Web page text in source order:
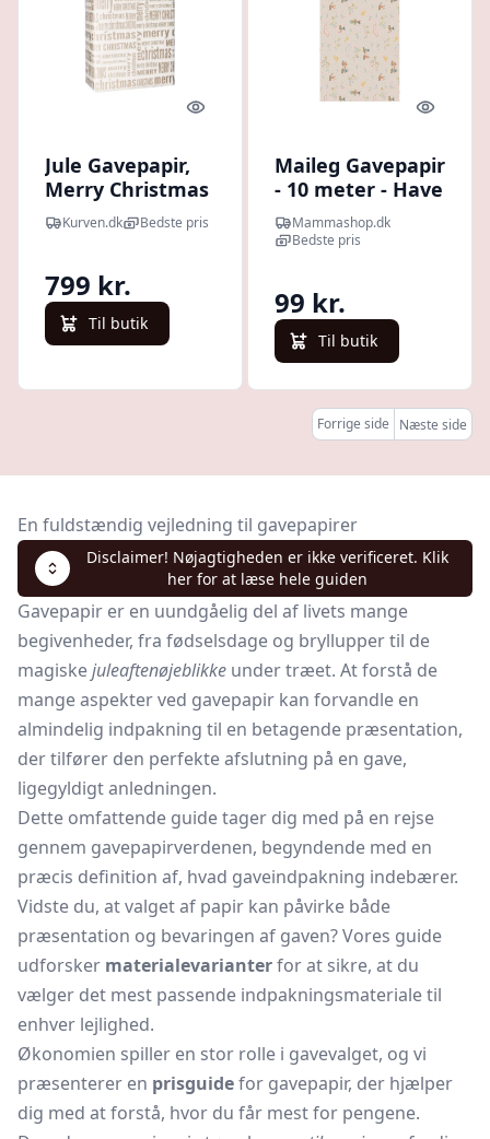
Quick look
Jule Gavepapir,
Merry Christmas
- B: 55 cm. L: 150
m.
Kurven.dk Bedste pris
799 kr.
Til butik
Quick
Maileg Gavepapir
- 10 meter - Have
a Mice Day
Mammashop.dk
Bedste pris
99 kr.
Til butik
Forrige side Næste side
En fuldstændig vejledning til gavepapirer
Disclaimer! Nøjagtigheden er ikke verificeret. Klik
her for at læse hele guiden
Gavepapir er en uundgåelig del af livets mange
begivenheder, fra fødselsdage og bryllupper til de
magiskejuleaftenøjeblikke under træet. At forstå de
mange aspekter ved gavepapir kan forvandle en
almindelig indpakning til en betagende præsentation,
der tilfører den perfekte afslutning på en gave,
ligegyldigt anledningen.
Dette omfattende guide tager dig med på en rejse
gennem gavepapirverdenen, begyndende med en
præcis definition af, hvad gaveindpakning indebærer.
Vidste du, at valget af papir kan påvirke både
præsentation og bevaringen af gaven? Vores guide
udforsker materialevarianterfor at sikre, at du
vælger det mest passende indpakningsmateriale til
enhver lejlighed.
Økonomien spiller en stor rolle i gavevalget, og vi
præsenterer en prisguidefor gavepapir, der hjælper
dig med at forstå, hvor du får mest for pengene.